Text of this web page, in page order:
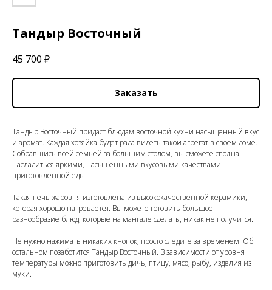
Тандыр Восточный
45 700 ₽
Заказать
Тандыр Восточный придаст блюдам восточной кухни насыщенный вкус
и аромат. Каждая хозяйка будет рада видеть такой агрегат в своем доме.
Собравшись всей семьей за большим столом, вы сможете сполна
насладиться яркими, насыщенными вкусовыми качествами
приготовленной еды.
Такая печь-жаровня изготовлена из высококачественной керамики,
которая хорошо нагревается. Вы можете готовить большое
разнообразие блюд, которые на мангале сделать, никак не получится.
Не нужно нажимать никаких кнопок, просто следите за временем. Об
остальном позаботится Тандыр Восточный. В зависимости от уровня
температуры можно приготовить дичь, птицу, мясо, рыбу, изделия из
муки.